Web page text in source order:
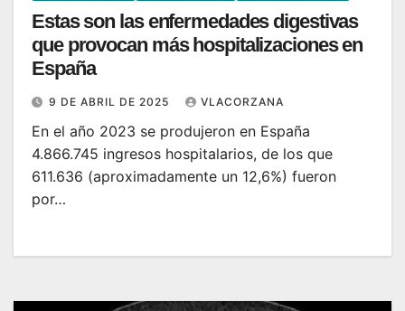
Estas son las enfermedades digestivas
que provocan más hospitalizaciones en
España
9 DE ABRIL DE 2025 VLACORZANA
En el año 2023 se produjeron en España
4.866.745 ingresos hospitalarios, de los que
611.636 (aproximadamente un 12,6%) fueron
por…